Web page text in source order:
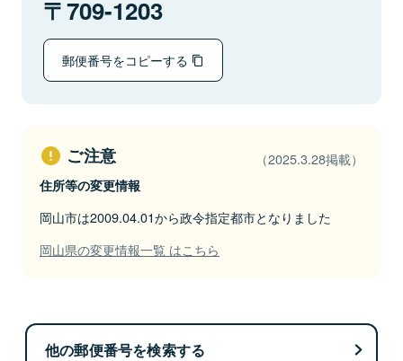
709-1203
郵便番号をコピーする
ご注意 （2025.3.28掲載）
住所等の変更情報
岡山市は2009.04.01から政令指定都市となりました
岡山県の変更情報一覧 はこちら
他の郵便番号を検索する